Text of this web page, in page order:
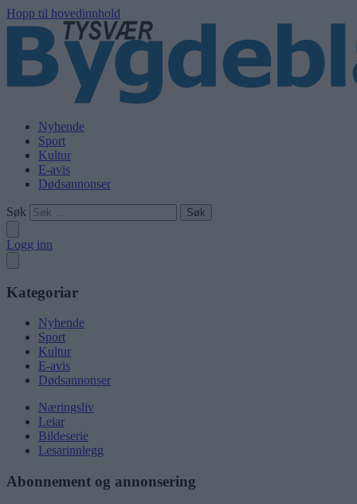
Hopp til hovedinnhold
Nyhende
Sport
Kultur
E-avis
Dødsannonser
Søk
Logg inn
Kategoriar
Nyhende
Sport
Kultur
E-avis
Dødsannonser
Næringsliv
Leiar
Bildeserie
Lesarinnlegg
Abonnement og annonsering